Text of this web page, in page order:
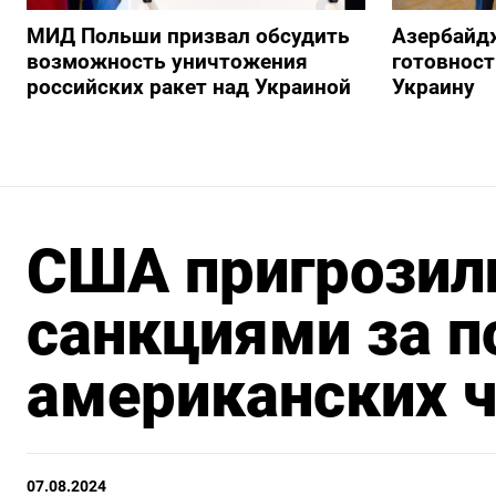
МИД Польши призвал обсудить
возможность уничтожения
российских ракет над Украиной
Украину
США
санкциями за
американских
07.08.2024